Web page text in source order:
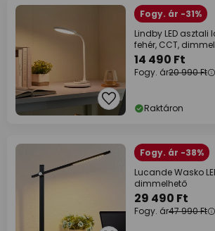
Fogy. ár -31%
Lindby LED
fehér, CCT,
14 490 Ft
Fogy. ár20 990 Ft
Raktáron
Fogy. ár -38%
Lucande Wasko
dimmelhető
29 490 Ft
Fogy. ár47 990 Ft